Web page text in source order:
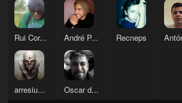
Rui Cor... André P... Recneps
arresiu... Oscar d...